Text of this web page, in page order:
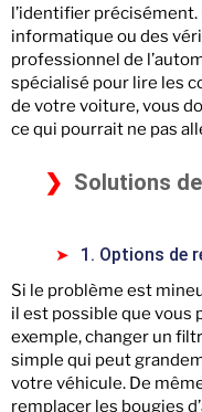
l’identifier
informatique ou des
professionnel de
spécialisé pour lire les
de votre voiture, vous
ce qui pourrait ne pas
Solutions
1. Options de
Si le problème est
il est possible que vous
exemple, changer un
simple qui peut
votre véhicule. De
remplacer les bougies